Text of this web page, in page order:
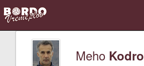
Meho Kodro